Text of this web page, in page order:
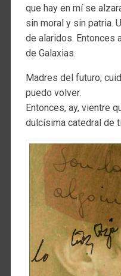
que hay en mí se
sin moral y sin patria.
de alaridos. Entonces
de Galaxias.
Madres del futuro;
puedo volver.
Entonces, ay, vientre
dulcísima catedral de